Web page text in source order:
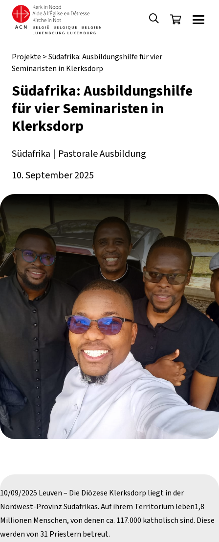
Projekte >Südafrika: Ausbildungshilfe für vier
Seminaristen in Klerksdorp
Südafrika: Ausbildungshilfe
für vier Seminaristen in
Klerksdorp
Südafrika | Pastorale Ausbildung
10. September 2025
10/09/2025 Leuven – Die Diözese Klerksdorp liegt in der
Nordwest-Provinz Südafrikas. Auf ihrem Territorium leben1,8
Millionen Menschen, von denen ca. 117.000 katholisch sind. Diese
werden von 31 Priestern betreut.